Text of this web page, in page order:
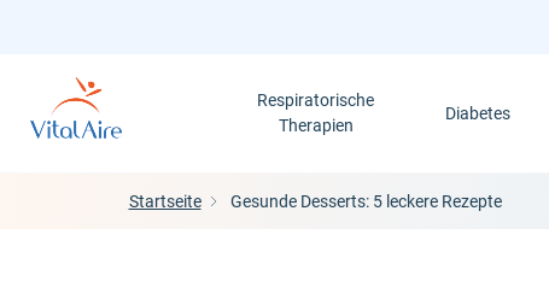
Respiratorische
Therapien
Diabetes
Startseite Gesunde Desserts: 5 leckere Rezepte